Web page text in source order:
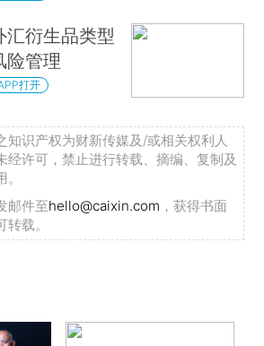
汇衍生品类型
险管理
打开
知识产权为财新传媒及/或相关权利人
经许可，禁止进行转载、摘编、复制及
邮件至hello@caixin.com ，获得书面
载。